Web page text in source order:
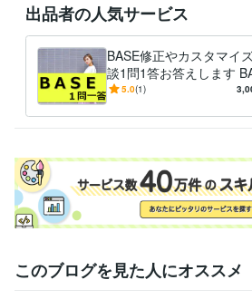
得意分野
Web制作・HP作成・EC構築 ネットショ
ホームページ ネットショップ ECサイト
サイト
BASE WEBサイト SEO html
集客・マーケティング相談 WEBやSNS等
WEBサイト Instagram
ツイッター
フェイスブック LINE メルマガ
出品者の人気サービス
BASE修正やカスタマイ
談1問1答お答えします
の使い方や作り方、複雑
5.0(1)
このブログを見た人にオススメ